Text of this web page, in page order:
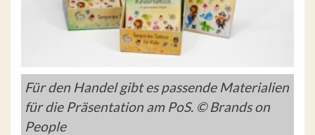
Für den Handel gibt es passende Materialien
für die Präsentation am PoS. © Brands on
People